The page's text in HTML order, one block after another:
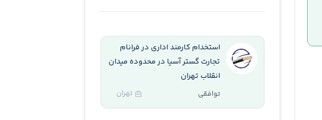
استخدام کارمند اداری در فرانام
تجارت گستر آسیا در محدوده میدان
انقلاب تهران
توافقی تهران